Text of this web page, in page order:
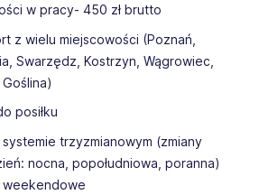
w pracy- 450 zł brutto
z wielu miejscowości (Poznań,
Swarzędz, Kostrzyn, Wągrowiec,
posiłku
trzyzmianowym (zmiany
nocna, popołudniowa, poranna)